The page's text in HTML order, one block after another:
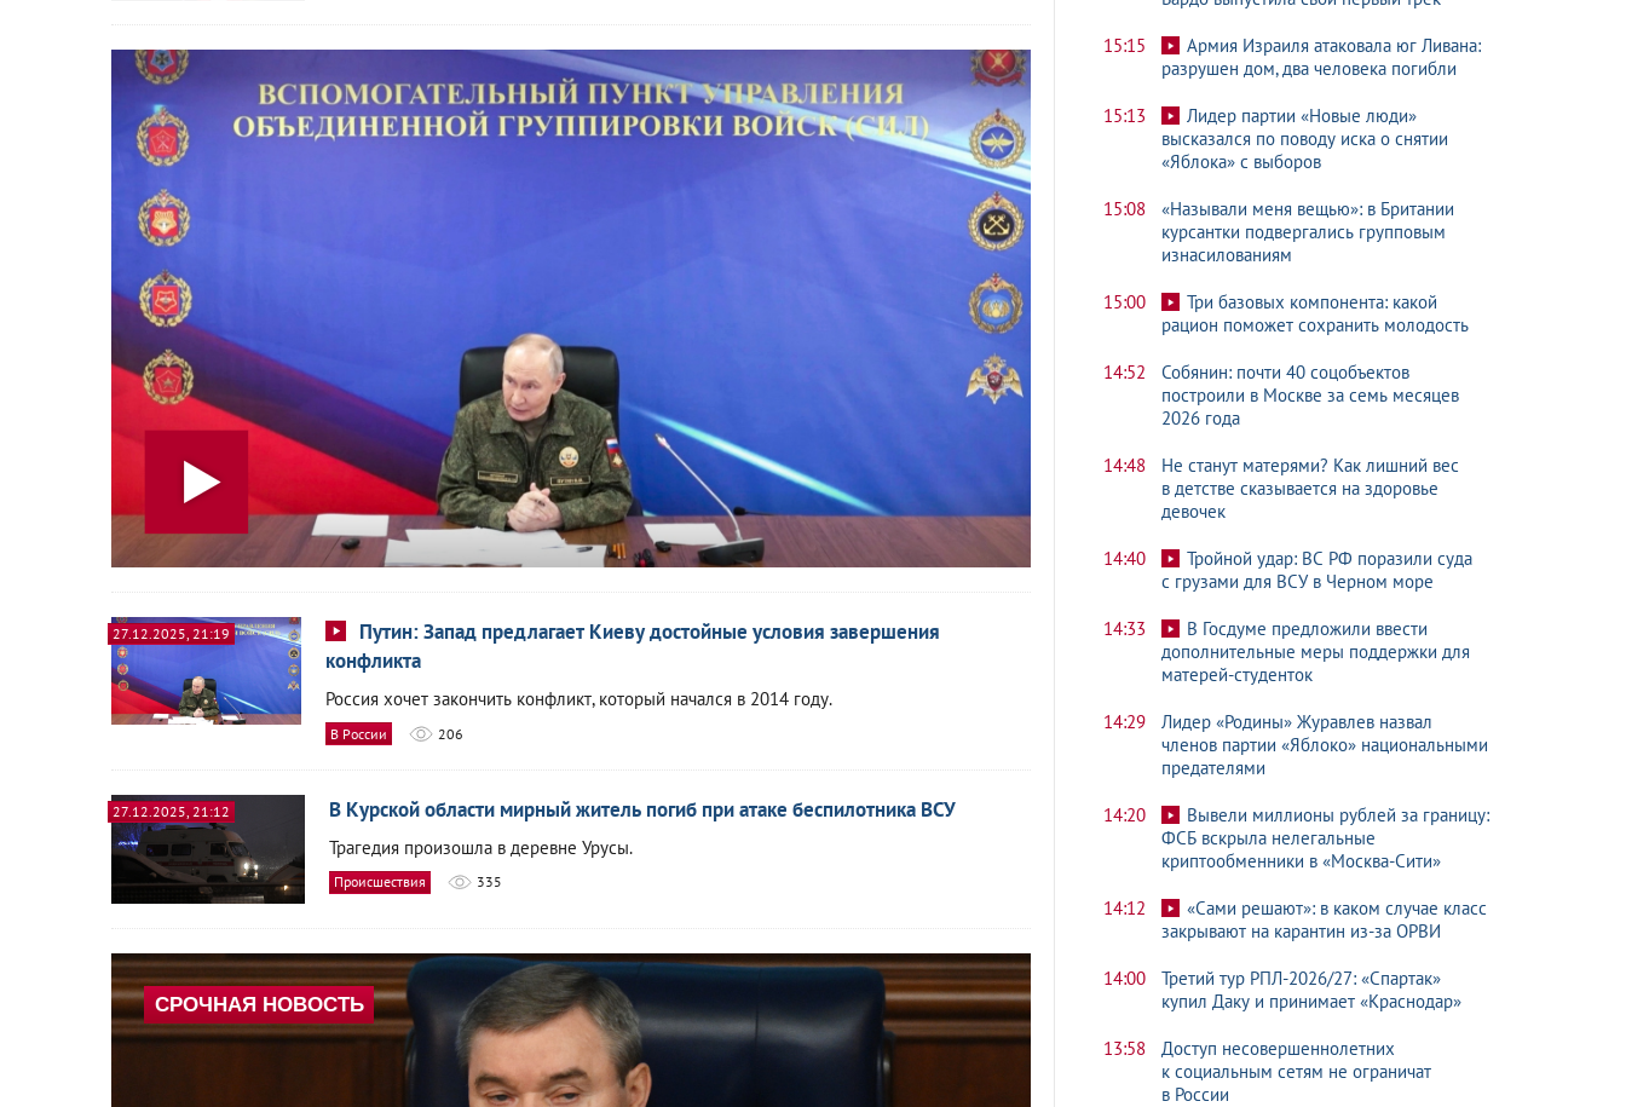
27.12.2025, 21:19
Путин: Запад предлагает Киеву достойные условия завершения
конфликта
Россия хочет закончить конфликт, который начался в 2014 году.
В России 206
27.12.2025, 21:12 В Курской области мирный житель погиб при атаке беспилотника ВСУ
Трагедия произошла в деревне Урусы.
Происшествия 335
15:15
Армия Израиля атаковала юг Ливана:
разрушен дом, два человека погибли
15:13
Лидер партии «Новые люди»
высказался по поводу иска о снятии
«Яблока» с выборов
15:08
«Называли меня вещью»: в Британии
курсантки подвергались групповым
изнасилованиям
15:00
Три базовых компонента: какой
рацион поможет сохранить молодость
14:52
Собянин: почти 40 соцобъектов
построили в Москве за семь месяцев
2026 года
14:48
Не станут матерями? Как лишний вес
в детстве сказывается на здоровье
девочек
14:40
Тройной удар: ВС РФ поразили суда
с грузами для ВСУ в Черном море
14:33
В Госдуме предложили ввести
дополнительные меры поддержки для
матерей-студенток
14:29
Лидер «Родины» Журавлев назвал
членов партии «Яблоко» национальными
предателями
14:20
Вывели миллионы рублей за границу:
ФСБ вскрыла нелегальные
криптообменники в «Москва-Сити»
14:12
«Сами решают»: в каком случае класс
закрывают на карантин из-за ОРВИ
14:00
Третий тур РПЛ-2026/27: «Спартак»
купил Даку и принимает «Краснодар»
13:58
Доступ несовершеннолетних
к социальным сетям не ограничат
в России